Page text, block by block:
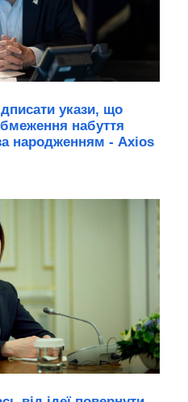
укази, що
набуття
народженням - Axios